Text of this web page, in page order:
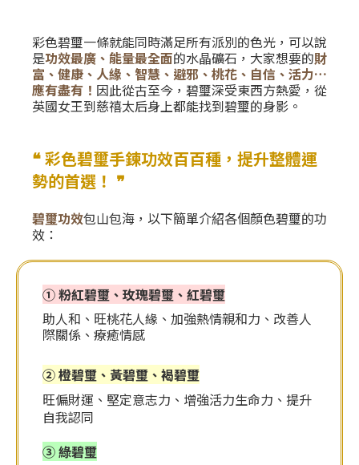
彩色碧璽一條就能同時滿足所有派別的色光，可以說
是功效最廣、能量最全面的水晶礦石，大家想要的財
富、健康、人緣、智慧、避邪、桃花、自信、活力…
應有盡有！ 因此從古至今，碧璽深受東西方熱愛，從
英國女王到慈禧太后身上都能找到碧璽的身影。
❝ 彩色碧璽手鍊功效百百種，提升整體運
勢的首選！ ❞
碧璽功效包山包海，以下簡單介紹各個顏色碧璽的功
效：
① 粉紅碧璽、玫瑰碧璽、紅碧璽
助人和、旺桃花人緣、加強熱情親和力、改善人
際關係、療癒情感
② 橙碧璽、黃碧璽、褐碧璽
旺偏財運、堅定意志力、增強活力生命力、提升
自我認同
③ 綠碧璽